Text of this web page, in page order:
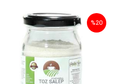
%20